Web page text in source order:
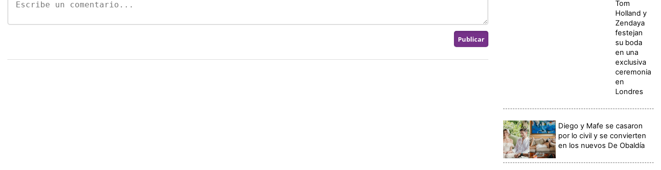
Tom
Holland y
Zendaya
festejan
su boda
en una
exclusiva
ceremonia
en
Londres
Diego y Mafe se casaron
por lo civil y se convierten
en los nuevos De Obaldía